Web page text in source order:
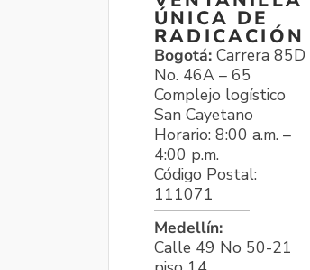
ÚNICA DE
RADICACIÓN
Bogotá: Carrera 85D
No. 46A – 65
Complejo logístico
San Cayetano
Horario: 8:00 a.m. –
4:00 p.m.
Código Postal:
111071
Medellín:
Calle 49 No 50-21